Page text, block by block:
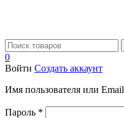
0
Войти Создать аккаунт
Имя пользователя или Email
Пароль *